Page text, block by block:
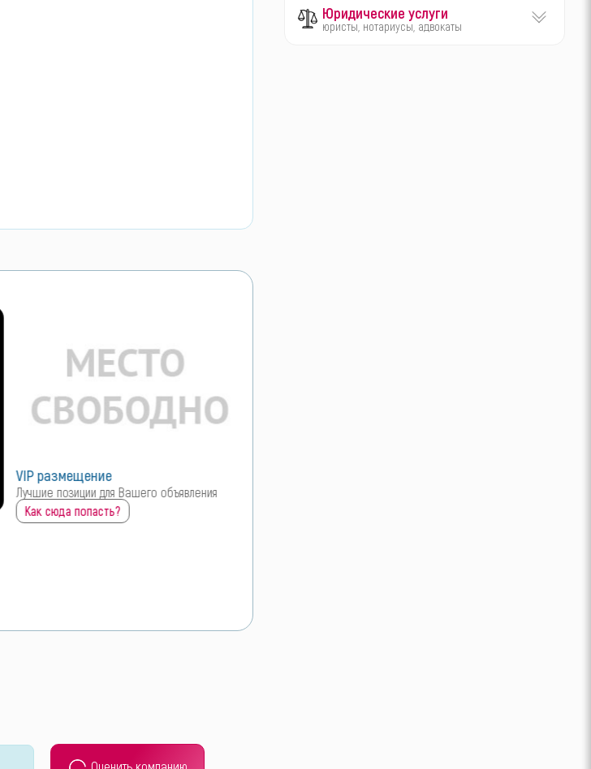
VIP размещение
Лучшие позиции для Вашего объявления
Как сюда попасть?
Оценить компанию
Юридические услуги
юристы, нотариусы, адвокаты